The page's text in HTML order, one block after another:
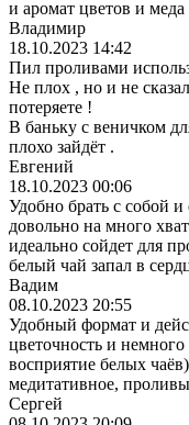
и аромат цветов и меда
Владимир
18.10.2023 14:42
Пил проливами
Не плох , но и не
потеряете !
В баньку с веничком
плохо зайдёт .
Евгений
18.10.2023 00:06
Удобно брать с собой
довольно на много
идеально сойдет для
белый чай запал в
Вадим
08.10.2023 20:55
Удобный формат и
цветочность и
восприятие белых
медитативное,
Сергей